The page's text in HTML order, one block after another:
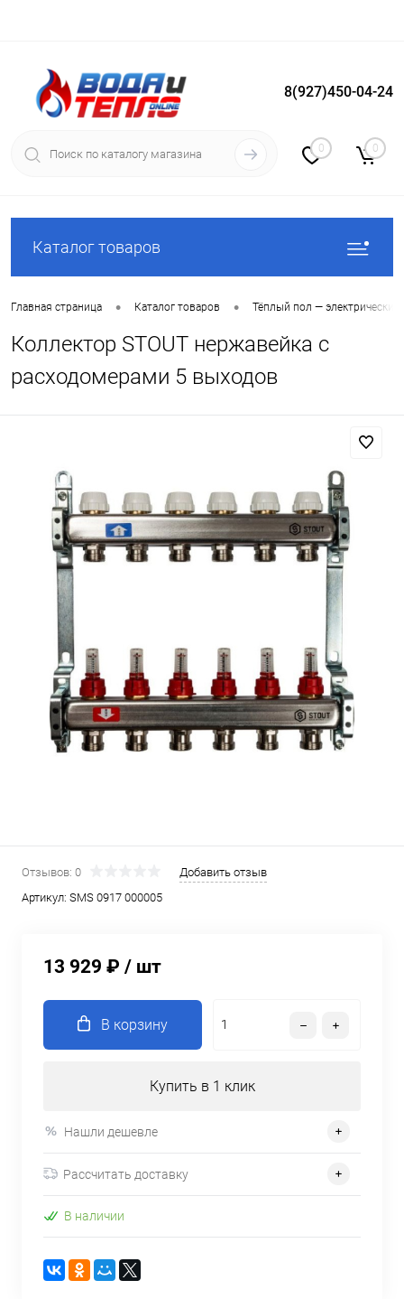
Вход Регистрация
8(927)450-04-24
0 0
Каталог товаров
Главная страница • Каталог товаров • Тёплый пол —
Коллектор STOUT нержавейка с
расходомерами 5 выходов
Отзывов: 0
Добавить отзыв
Артикул: SMS 0917 000005
13 929 ₽ / шт
В корзину
Купить в 1 клик
Нашли дешевле
Рассчитать доставку
В наличии